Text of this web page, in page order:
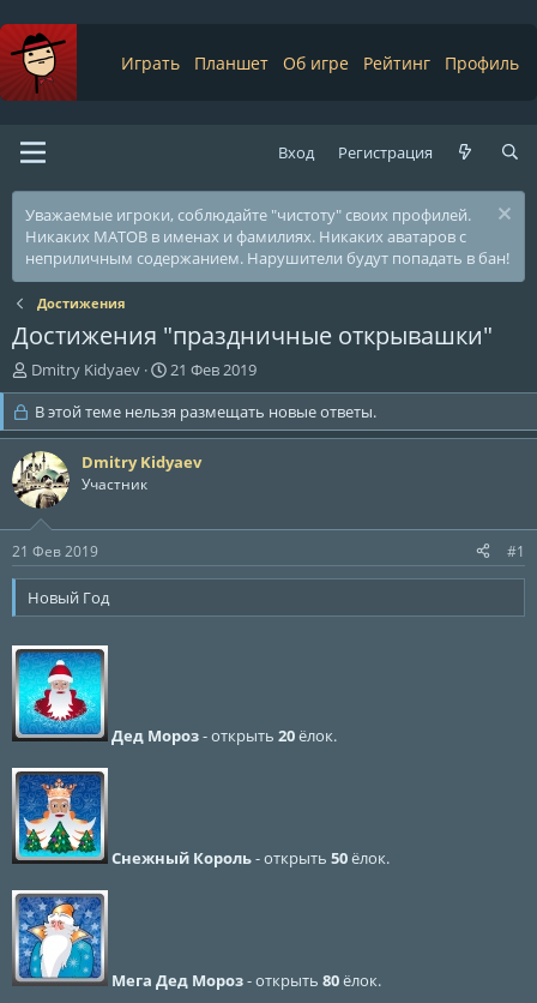
Играть Планшет Об игре Рейтинг Профиль
Вход Регистрация
Уважаемые игроки, соблюдайте "чистоту" своих профилей.
Никаких МАТОВ в именах и фамилиях. Никаких аватаров с
неприличным содержанием. Нарушители будут попадать в бан!
Достижения
Достижения "праздничные открывашки"
А
в
т
о
р
т
е
м
ы
Dmitry Kidyaev
Д
а
т
а
н
а
а
21 Фев 2019
В этой теме нельзя размещать новые ответы.
Dmitry Kidyaev
Участник
21 Фев 2019 #1
Новый Год
Дед Мороз- открыть 20ёлок.
Снежный Король- открыть 50ёлок.
Мега Дед Мороз- открыть 80ёлок.